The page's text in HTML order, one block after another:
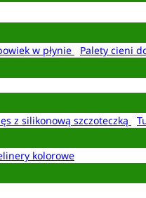
w płynie
Palety cieni
z silikonową szczoteczką
kolorowe